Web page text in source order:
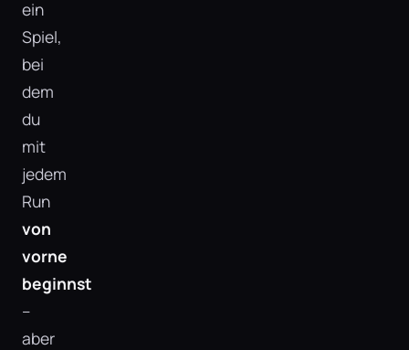
ein
Spiel,
bei
dem
du
mit
jedem
Run
von
vorne
beginnst
–
aber